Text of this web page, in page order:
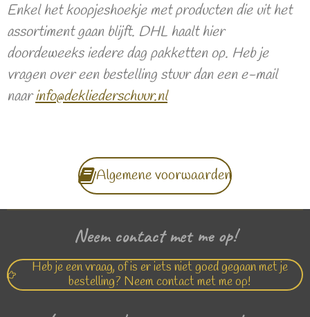
Enkel het koopjeshoekje met producten die uit het
assortiment gaan blijft. DHL haalt hier
doordeweeks iedere dag pakketten op. Heb je
vragen over een bestelling stuur dan een e-mail
naarinfo@dekliederschuur.nl
Algemene voorwaarden
Neem contact met me op!
Heb je een vraag, of is er iets niet goed gegaan met je
bestelling? Neem contact met me op!